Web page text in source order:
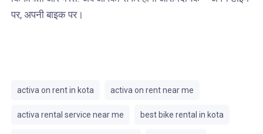
पर, अपनी बाइक पर।
activa on rent in kota activa on rent near me
activa rental service near me best bike rental in kota